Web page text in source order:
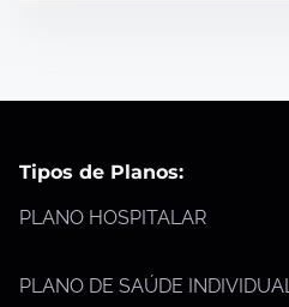
Tipos de Planos:
PLANO HOSPITALAR
PLANO DE SAÚDE INDIVIDUAL